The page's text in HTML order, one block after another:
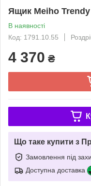
Ящик Meiho Trendy
В наявності
Код: 1791.10.55
4 370 ₴
Що таке купити з
Замовлення під
Доступна доставка